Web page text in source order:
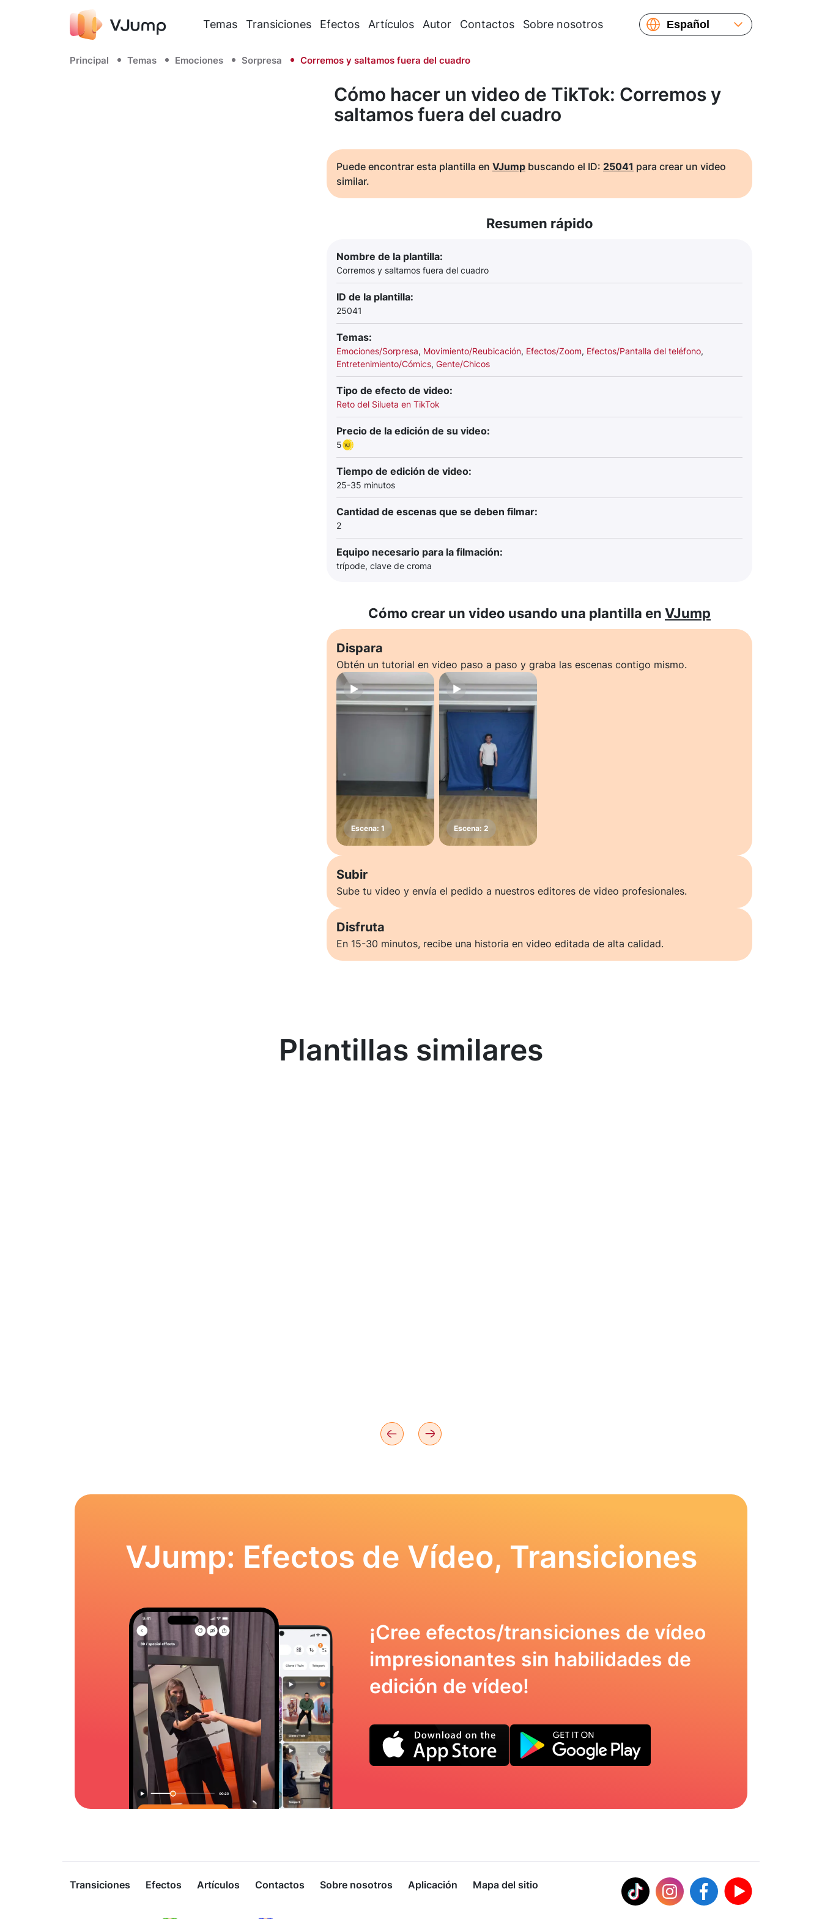
Temas Transiciones Efectos Artículos Autor Contactos Sobre nosotros
Español
Français
Principal Temas Emociones Sorpresa Corremos y saltamos fuera del cuadro
Cómo hacer un video de TikTok: Corremos y
saltamos fuera del cuadro
Puede encontrar esta plantilla en VJump buscando el ID: 25041 para crear un video
similar.
Resumen rápido
Nombre de la plantilla:
Corremos y saltamos fuera del cuadro
ID de la plantilla:
25041
Temas:
Emociones/Sorpresa, Movimiento/Reubicación, Efectos/Zoom, Efectos/Pantalla del teléfono,
Entretenimiento/Cómics, Gente/Chicos
Tipo de efecto de video:
Reto del Silueta en TikTok
Precio de la edición de su video:
5
Tiempo de edición de video:
25-35 minutos
Cantidad de escenas que se deben filmar:
2
Equipo necesario para la filmación:
trípode, clave de croma
Cómo crear un video usando una plantilla en VJump
Dispara
Obtén un tutorial en video paso a paso y graba las escenas contigo mismo.
Subir
Sube tu video y envía el pedido a nuestros editores de video profesionales.
Disfruta
En 15-30 minutos, recibe una historia en video editada de alta calidad.
Plantillas similares
VJump: Efectos de Vídeo, Transiciones
¡Cree efectos/transiciones de vídeo
impresionantes sin habilidades de
edición de vídeo!
Transiciones Efectos Artículos Contactos Sobre nosotros Aplicación Mapa del sitio